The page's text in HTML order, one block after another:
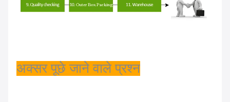
अक्सर पूछे जाने वाले प्रश्न